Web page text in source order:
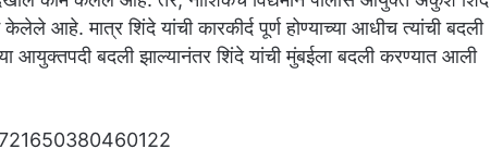
आहे. मात्र शिंदे यांची कारकीर्द पूर्ण होण्याच्या आधीच त्यांची बदली
आयुक्तपदी बदली झाल्यानंतर शिंदे यांची मुंबईला बदली करण्यात आली